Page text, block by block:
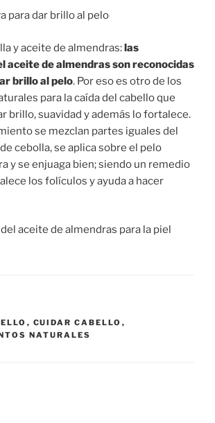
y aceite de almendras:las
aceite de almendras son reconocidas
brillo al pelo. Por eso es otro de los
para la caída del cabello que
brillo, suavidad y además lo fortalece.
se mezclan partes iguales del
cebolla, se aplica sobre el pelo
y se enjuaga bien; siendo un remedio
los folículos y ayuda a hacer
, CUIDAR CABELLO ,
NATURALES